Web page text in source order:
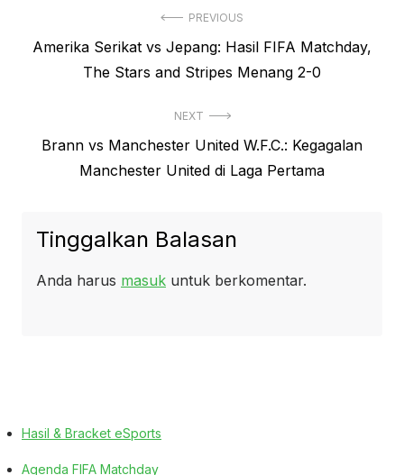
pos
PREVIOUS
Previous
Amerika Serikat vs Jepang: Hasil FIFA Matchday,
The Stars and Stripes Menang 2-0
NEXT
Next
Brann vs Manchester United W.F.C.: Kegagalan
Manchester United di Laga Pertama
Tinggalkan Balasan
Anda harus masuk untuk berkomentar.
Hasil & Bracket eSports
Agenda FIFA Matchday